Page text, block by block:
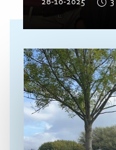
28-10-2025 3
Lees
meer